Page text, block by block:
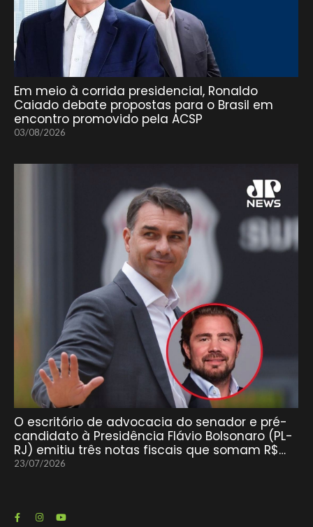
Em meio à corrida presidencial, Ronaldo
Caiado debate propostas para o Brasil em
encontro promovido pela ACSP
03/08/2026
O escritório de advocacia do senador e pré-
candidato à Presidência Flávio Bolsonaro (PL-
RJ) emitiu três notas fiscais que somam R$…
23/07/2026